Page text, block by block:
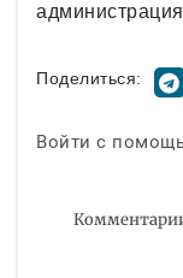
Поделиться:
Войти с